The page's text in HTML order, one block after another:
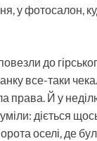
у фотосалон,
до
все-таки
права. Й у
діється
оселі, де